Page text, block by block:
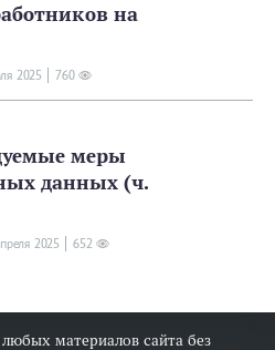
на
2025 760
меры
данных (ч.
2025 652
материалов сайта без